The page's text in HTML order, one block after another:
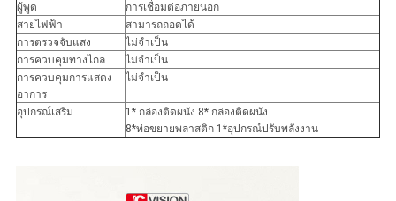
ผู้พูด
การเชื่อมต่อภายนอก
สายไฟฟ้า
สามารถถอดได้
การตรวจจับแสง
ไม่จําเป็น
การควบคุมทางไกล
ไม่จําเป็น
การควบคุมการแสดง
อาการ
ไม่จําเป็น
อุปกรณ์เสริม
1* กล่องติดผนัง 8* กล่องติดผนัง
8*ท่อขยายพลาสติก 1*อุปกรณ์ปรับพลังงาน